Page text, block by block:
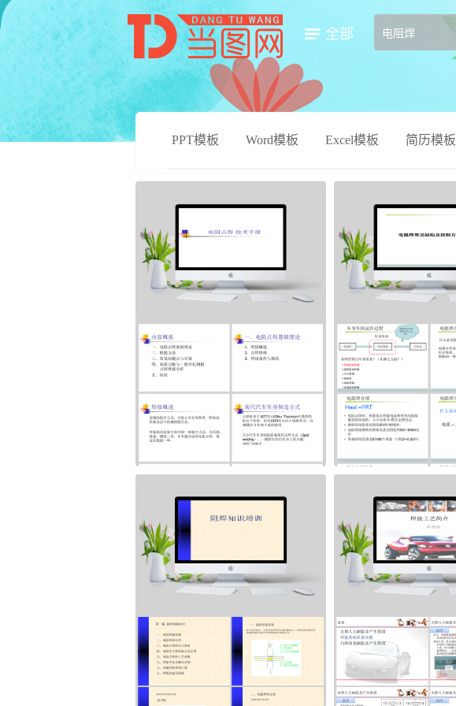
全部
PPT模板 Word模板 Excel模板 简历模板